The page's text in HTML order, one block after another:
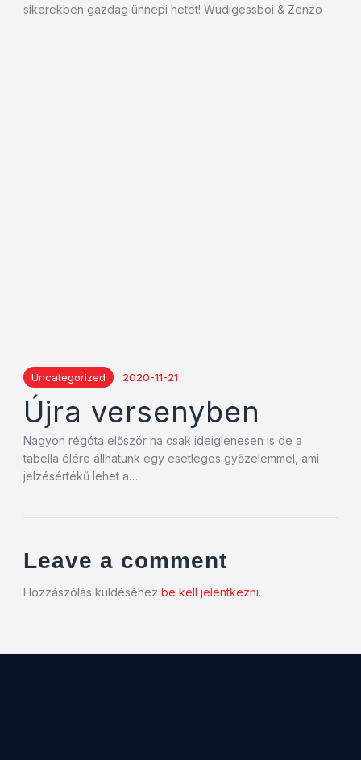
sikerekben gazdag ünnepi hetet! Wudigessboi & Zenzo
Uncategorized 2020-11-21
Újra versenyben
Nagyon régóta először ha csak ideiglenesen is de a
tabella élére állhatunk egy esetleges győzelemmel, ami
jelzésértékű lehet a…
Leave a comment
Hozzászólás küldéséhez be kell jelentkezni.